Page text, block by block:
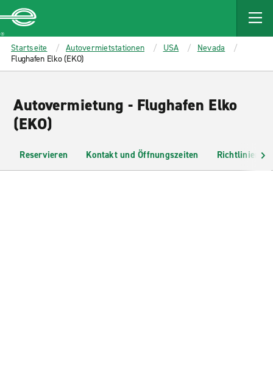
MAIN
CONTENT
Enterprise
Startseite Autovermietstationen USA
Nevada
Flughafen Elko (EKO)
Autovermietung - Flughafen Elko
(EKO)
Reservieren Kontakt und Öffnungszeiten Richtlinien